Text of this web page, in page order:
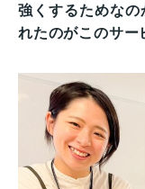
強くするためなの
れたのがこのサー